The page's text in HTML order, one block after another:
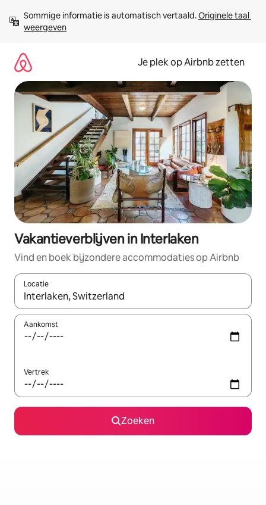
direct
naar
Sommige informatie is automatisch vertaald. Originele taal
weergeven
Je plek op Airbnb zetten
Vakantieverblijven in Interlaken
Vind en boek bijzondere accommodaties op Airbnb
Locatie
Wanneer er resultaten beschikbaar zijn, maak je een keuze
Aankomst
Vertrek
Zoeken